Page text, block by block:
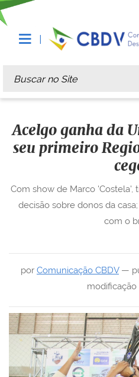
Busca
Busca Avançada…
Acelgo ganha da
seu primeiro
por Comunicação CBDV—
modificação
Com show de Marco 'Costela',
decisão sobre donos da
com o